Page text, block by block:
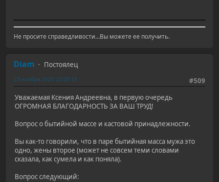
Не просите справедливости...Вы можете ее получить.
Diam
Постоялец
#509
23 ноября 2023, 22:03:13
Уважаемая Ксения Андреевна, в первую очередь
ОГРОМНАЯ БЛАГОДАРНОСТЬ ЗА ВАШ ТРУД!
Вопрос о бытийной массе и кастовой принадлежности.
Вы как-то говорили, что в паре бытийная масса мужа это
одно, жены второе (может не совсем теми словами
сказала, как сумела и как поняла).
Вопрос следующий: